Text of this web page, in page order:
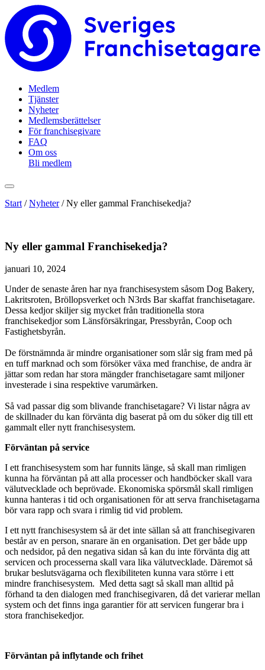
Medlem
Tjänster
Nyheter
Medlemsberättelser
För franchisegivare
FAQ
Om oss
Bli medlem
Start /Nyheter/Ny eller gammal Franchisekedja?
Ny eller gammal Franchisekedja?
januari 10, 2024
Under de senaste åren har nya franchisesystem såsom Dog Bakery,
Lakritsroten, Bröllopsverket och N3rds Bar skaffat franchisetagare.
Dessa kedjor skiljer sig mycket från traditionella stora
franchisekedjor som Länsförsäkringar, Pressbyrån, Coop och
Fastighetsbyrån.
De förstnämnda är mindre organisationer som slår sig fram med på
en tuff marknad och som försöker växa med franchise, de andra är
jättar som redan har stora mängder franchisetagare samt miljoner
investerade i sina respektive varumärken.
Så vad passar dig som blivande franchisetagare? Vi listar några av
de skillnader du kan förvänta dig baserat på om du söker dig till ett
gammalt eller nytt franchisesystem.
Förväntan på service
I ett franchisesystem som har funnits länge, så skall man rimligen
kunna ha förväntan på att alla processer och handböcker skall vara
välutvecklade och beprövade. Ekonomiska spörsmål skall rimligen
kunna hanteras i tid och organisationen för att serva franchisetagarna
bör vara rapp och svara i rimlig tid vid problem.
I ett nytt franchisesystem så är det inte sällan så att franchisegivaren
består av en person, snarare än en organisation. Det ger både upp
och nedsidor, på den negativa sidan så kan du inte förvänta dig att
servicen och processerna skall vara lika välutvecklade. Däremot så
brukar beslutsvägarna och flexibiliteten kunna vara större i ett
mindre franchisesystem. Med detta sagt så skall man alltid på
förhand ta den dialogen med franchisegivaren, då det varierar mellan
system och det finns inga garantier för att servicen fungerar bra i
stora franchisekedjor.
Förväntan på inflytande och frihet